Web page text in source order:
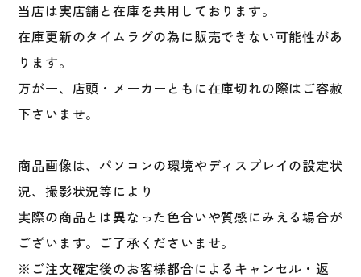
当店は実店舗と在庫を共用しております。
在庫更新のタイムラグの為に販売できない可能性があ
ります。
万が一、店頭・メーカーともに在庫切れの際はご容赦
下さいませ。
商品画像は、パソコンの環境やディスプレイの設定状
況、撮影状況等により
実際の商品とは異なった色合いや質感にみえる場合が
ございます。ご了承くださいませ。
※ご注文確定後のお客様都合によるキャンセル・返